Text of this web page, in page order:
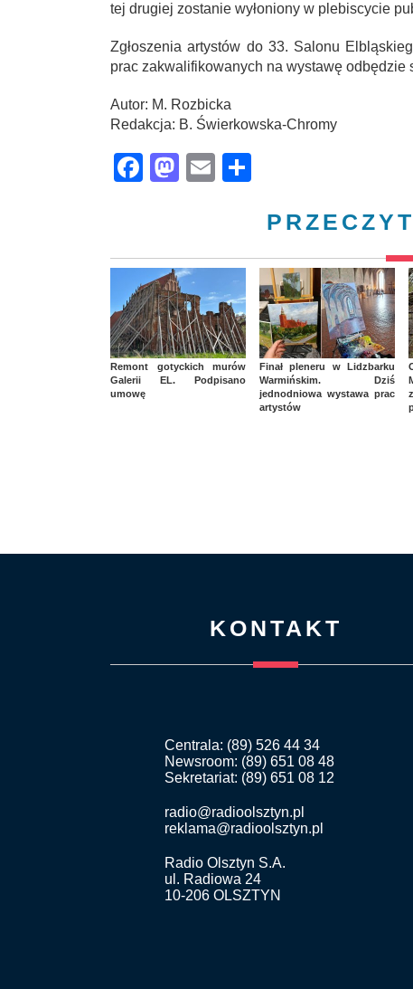
tej drugiej zostanie wyłoniony w plebiscycie
Zgłoszenia artystów do 33. Salonu
prac zakwalifikowanych na wystawę odbędzie
Autor: M. Rozbicka
Redakcja: B. Świerkowska-Chromy
Facebook
Mastodon
Email
Remont gotyckich murów
Galerii EL. Podpisano
umowę
Finał pleneru w Lidzbarku
Warmińskim. Dziś
jednodniowa wystawa prac
artystów
KONTAKT
Centrala: (89) 526 44 34
Newsroom: (89) 651 08 48
Sekretariat: (89) 651 08 12
radio@radioolsztyn.pl
reklama@radioolsztyn.pl
Radio Olsztyn S.A.
ul. Radiowa 24
10-206 OLSZTYN